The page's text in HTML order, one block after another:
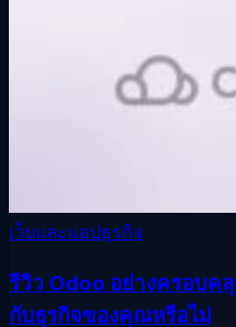
เว็บและแอปธุรกิจ
รีวิว Odoo อย่างครอบค
กับธุรกิจของคุณหรือไม่